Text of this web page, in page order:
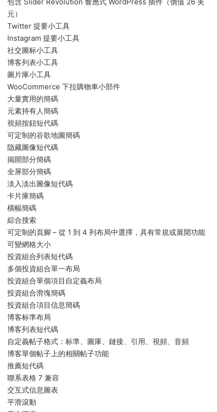
元）
Twitter 提要小工具
Instagram 提要小工具
社交圖标小工具
博客列表小工具
圖片庫小工具
WooCommerce 下拉購物車小部件
大量實用的簡碼
元素持有人簡碼
視頻按鈕短代碼
可定制的谷歌地圖簡碼
隐藏圖像短代碼
揭開部分簡碼
全屏部分簡碼
淡入淡出圖像短代碼
卡片庫簡碼
橫幅簡碼
綜合搜索
可定制的頁腳 – 從 1 到 4 列布局中選擇，具有常規或展開功能
可變網格大小
投資組合列表短代碼
多個投資組合單一布局
投資組合單個項目自定義布局
投資組合滑塊簡碼
投資組合項目信息簡碼
博客标準布局
博客列表短代碼
自定義帖子格式：标準、圖庫、鏈接、引用、視頻、音頻
博客單個帖子上的相關帖子功能
推薦短代碼
聯系表格 7 兼容
交互式信息圖表
平滑滾動